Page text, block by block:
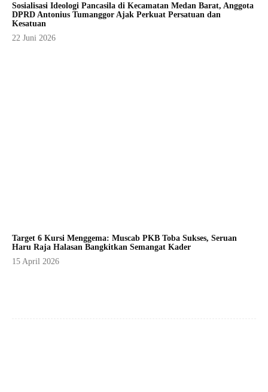
Sosialisasi Ideologi Pancasila di Kecamatan Medan Barat, Anggota
DPRD Antonius Tumanggor Ajak Perkuat Persatuan dan
Kesatuan
22 Juni 2026
Target 6 Kursi Menggema: Muscab PKB Toba Sukses, Seruan
Haru Raja Halasan Bangkitkan Semangat Kader
15 April 2026